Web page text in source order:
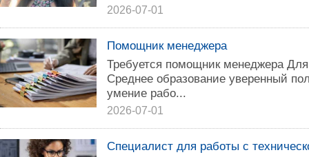
2026-07-01
Помощник менеджера
Требуется помощник менеджера
Среднее образование уверенный
умение рабо...
2026-07-01
Специалист для работы с